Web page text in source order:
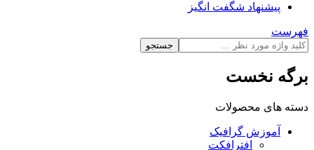
پیشنهاد شگفت انگیز
فهرست
جستجو
برگه نخست
دسته های محصولات
آموزش گرافیک
افترافکت